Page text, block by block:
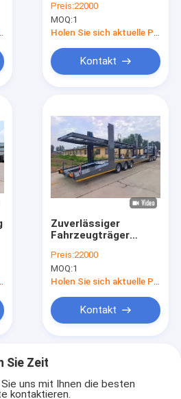
effiziente
Fahrzeugtransport
Preis:22000
MOQ:1
Kontakt
Preis
Zuverlässiger
Fahrzeugträger
effiziente
Fahrzeugtransporte
Preis:22000
MOQ:1
Holen Sie sich aktuelle Preis
Kontakt
Sie Zeit
uns mit Ihnen die besten
kontaktieren.